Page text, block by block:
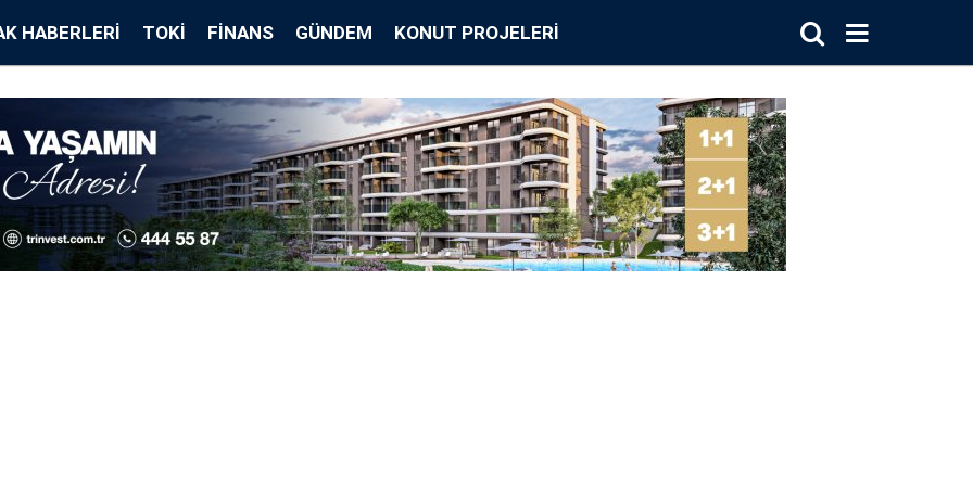
HABERLERI TOKİ FINANS GÜNDEM KONUT PROJELERI